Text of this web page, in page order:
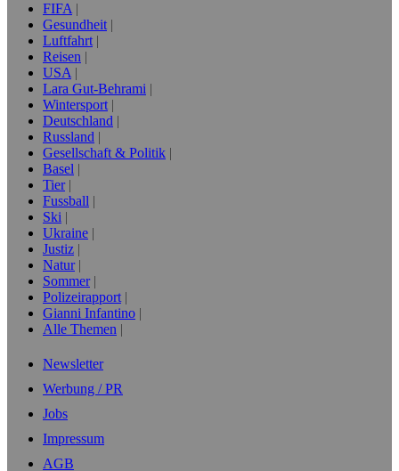
FIFA
Gesundheit
Luftfahrt
Reisen
USA
Lara Gut-Behrami
Wintersport
Deutschland
Russland
Gesellschaft & Politik
Basel
Tier
Fussball
Ski
Ukraine
Justiz
Natur
Sommer
Polizeirapport
Gianni Infantino
Alle Themen
Newsletter
Werbung / PR
Jobs
Impressum
AGB